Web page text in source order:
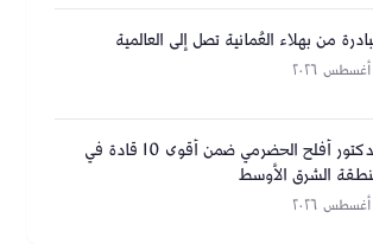
من بهلاء العُمانية تصل إلى العالمية
الدكتور أفلح الحضرمي ضمن أقوى 10 قادة في
الشرق الأوسط